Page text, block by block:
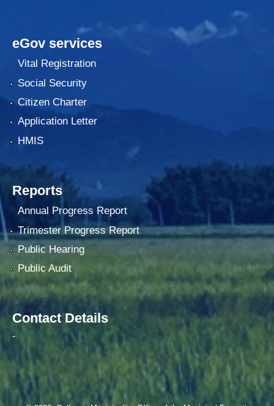
eGov services
Vital Registration
Social Security
Citizen Charter
Application Letter
HMIS
Reports
Annual Progress Report
Trimester Progress Report
Public Hearing
Public Audit
Contact Details
-